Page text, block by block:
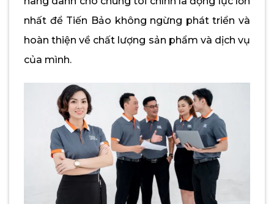
nhất để Tiến Bảo không ngừng phát triển và
hoàn thiện về chất lượng sản phẩm và dịch vụ
của mình.